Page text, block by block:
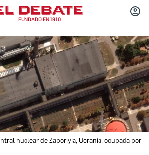
FUNDADO EN 1910
nuclear de Zaporiyia, Ucrania, ocupada por